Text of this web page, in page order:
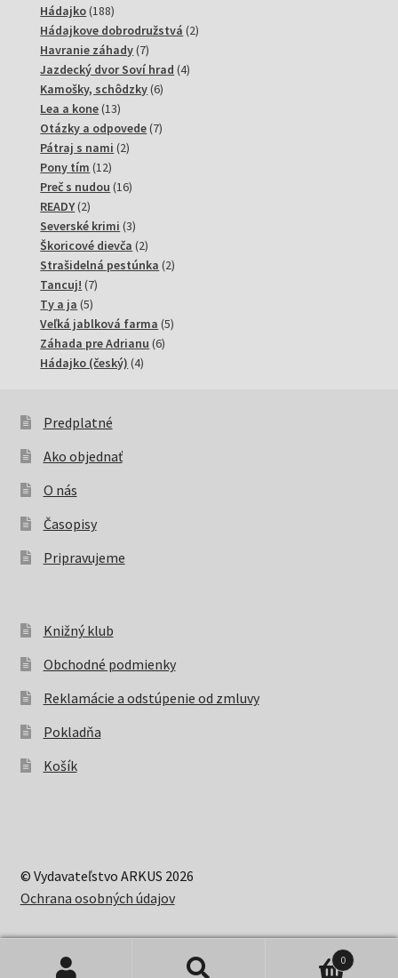
produkty
Hádajko 188188
produktov
Hádajkove dobrodružstvá 22
Havranie záhady 77
produktov
Jazdecký dvor Soví hrad 44
Kamošky, schôdzky 66
Lea a kone 1313
produktov
Otázky a odpovede 77
Pátraj s nami 22
Pony tím 1212
produktov
Preč s nudou 1616
READY 22
produkty
Severské krimi 33
produkty
Škoricové dievča 22
produkty
Strašidelná pestúnka 22
Tancuj! 77
Ty a ja 55
produktov
Veľká jablková farma 55
Záhada pre Adrianu 66
Hádajko (český) 44
Predplatné
Ako objednať
O nás
Časopisy
Pripravujeme
Knižný klub
Obchodné podmienky
Reklamácie a odstúpenie od zmluvy
Pokladňa
Košík
© Vydavateľstvo ARKUS 2026
Ochrana osobných údajov
0